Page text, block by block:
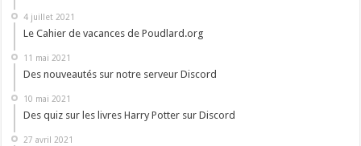
4 juillet 2021
Le Cahier de vacances de Poudlard.org
11 mai 2021
Des nouveautés sur notre serveur Discord
10 mai 2021
Des quiz sur les livres Harry Potter sur Discord
27 avril 2021